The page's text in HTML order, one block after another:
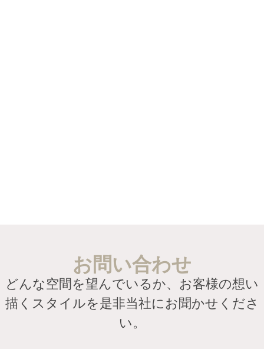
お問い合わせ
どんな空間を望んでいるか、お客様の想い
描くスタイルを是非当社にお聞かせくださ
い。